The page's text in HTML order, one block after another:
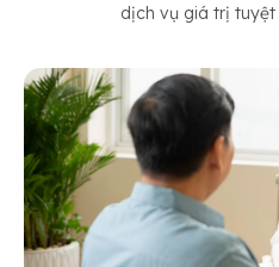
dịch vụ giá trị